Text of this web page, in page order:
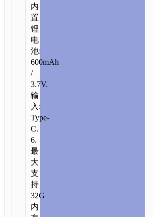
/ DV201
内
置
锂
电
池:
600mAh
/
3.7V.
输
入:
Type-
C.
6.
最
大
支
持
32G
内